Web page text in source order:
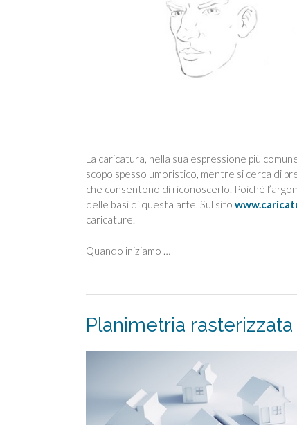
La caricatura, nella sua espressione più
scopo spesso umoristico, mentre si cerca di
che consentono di riconoscerlo. Poiché
delle basi di questa arte. Sul sito
caricature.
Quando iniziamo …
Planimetria rasterizzata